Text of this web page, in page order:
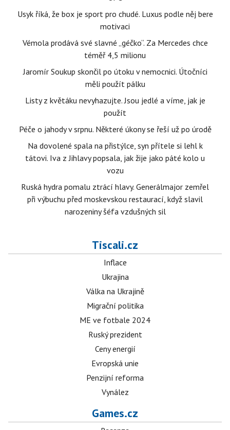
Usyk říká, že box je sport pro chudé. Luxus podle něj bere
motivaci
Vémola prodává své slavné „géčko“. Za Mercedes chce
téměř 4,5 milionu
Jaromír Soukup skončil po útoku v nemocnici. Útočníci
měli použít pálku
Listy z květáku nevyhazujte. Jsou jedlé a víme, jak je
použít
Péče o jahody v srpnu. Některé úkony se řeší už po úrodě
Na dovolené spala na přistýlce, syn přítele si lehl k
tátovi. Iva z Jihlavy popsala, jak žije jako páté kolo u
vozu
Ruská hydra pomalu ztrácí hlavy. Generálmajor zemřel
při výbuchu před moskevskou restaurací, když slavil
narozeniny šéfa vzdušných sil
Tiscali.cz
Inflace
Ukrajina
Válka na Ukrajině
Migrační politika
ME ve fotbale 2024
Ruský prezident
Ceny energií
Evropská unie
Penzijní reforma
Vynález
Games.cz